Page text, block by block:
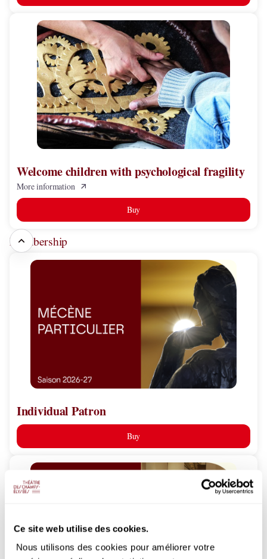
Ce site web utilise des cookies.
Nous utilisons des cookies pour améliorer votre
Welcome
children
psychological
fragility
Welcome children with psychological fragility
More information
Buy
Membership
Individual
Individual Patron
Buy
Young
Patron